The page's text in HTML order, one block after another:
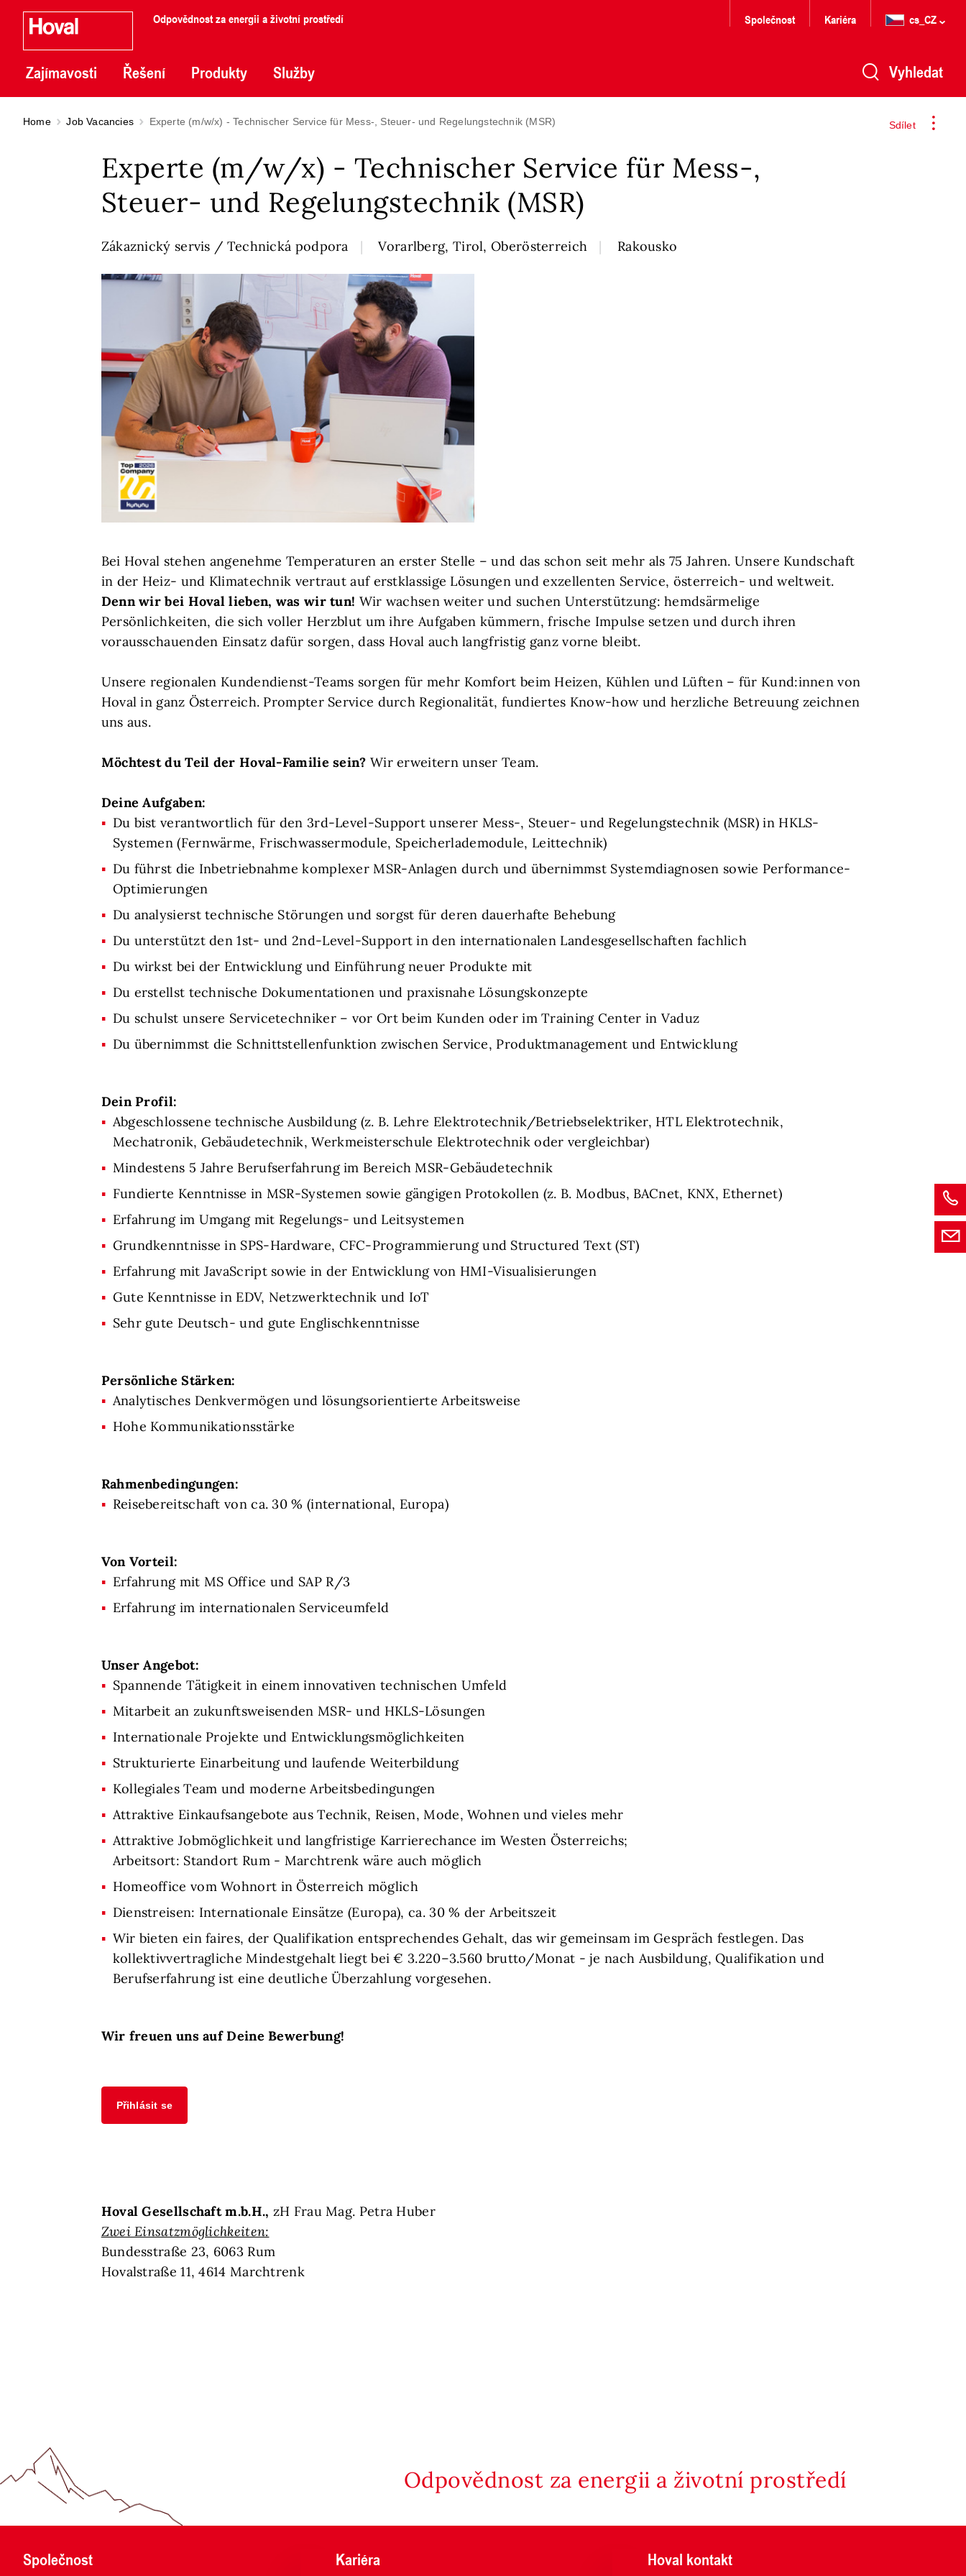
Odpovědnost za energii a životní prostředí
Zajímavosti Řešení Produkty Služby
Společnost Kariéra cs_CZ
Vyhledat
Sdílet
Home Job Vacancies Experte (m/w/x) - Technischer Service für Mess-, Steuer- und Regelungstechnik (MSR)
Experte (m/w/x) - Technischer Service für Mess-,
Steuer- und Regelungstechnik (MSR)
Zákaznický servis / Technická podpora Vorarlberg, Tirol, Oberösterreich Rakousko
Bei Hoval stehen angenehme Temperaturen an erster Stelle – und das schon seit mehr als 75 Jahren. Unsere Kundschaft
in der Heiz- und Klimatechnik vertraut auf erstklassige Lösungen und exzellenten Service, österreich- und weltweit.
Denn wir bei Hoval lieben, was wir tun! Wir wachsen weiter und suchen Unterstützung: hemdsärmelige
Persönlichkeiten, die sich voller Herzblut um ihre Aufgaben kümmern, frische Impulse setzen und durch ihren
vorausschauenden Einsatz dafür sorgen, dass Hoval auch langfristig ganz vorne bleibt.
Unsere regionalen Kundendienst-Teams sorgen für mehr Komfort beim Heizen, Kühlen und Lüften – für Kund:innen von
Hoval in ganz Österreich. Prompter Service durch Regionalität, fundiertes Know-how und herzliche Betreuung zeichnen
uns aus.
Möchtest du Teil der Hoval-Familie sein? Wir erweitern unser Team.
Deine Aufgaben:
Du bist verantwortlich für den 3rd-Level-Support unserer Mess-, Steuer- und Regelungstechnik (MSR) in HKLS-
Systemen (Fernwärme, Frischwassermodule, Speicherlademodule, Leittechnik)
Du führst die Inbetriebnahme komplexer MSR-Anlagen durch und übernimmst Systemdiagnosen sowie Performance-
Optimierungen
Du analysierst technische Störungen und sorgst für deren dauerhafte Behebung
Du unterstützt den 1st- und 2nd-Level-Support in den internationalen Landesgesellschaften fachlich
Du wirkst bei der Entwicklung und Einführung neuer Produkte mit
Du erstellst technische Dokumentationen und praxisnahe Lösungskonzepte
Du schulst unsere Servicetechniker – vor Ort beim Kunden oder im Training Center in Vaduz
Du übernimmst die Schnittstellenfunktion zwischen Service, Produktmanagement und Entwicklung
Dein Profil:
Abgeschlossene technische Ausbildung (z. B. Lehre Elektrotechnik/Betriebselektriker, HTL Elektrotechnik,
Mechatronik, Gebäudetechnik, Werkmeisterschule Elektrotechnik oder vergleichbar)
Mindestens 5 Jahre Berufserfahrung im Bereich MSR-Gebäudetechnik
Fundierte Kenntnisse in MSR-Systemen sowie gängigen Protokollen (z. B. Modbus, BACnet, KNX, Ethernet)
Erfahrung im Umgang mit Regelungs- und Leitsystemen
Grundkenntnisse in SPS-Hardware, CFC-Programmierung und Structured Text (ST)
Erfahrung mit JavaScript sowie in der Entwicklung von HMI-Visualisierungen
Gute Kenntnisse in EDV, Netzwerktechnik und IoT
Sehr gute Deutsch- und gute Englischkenntnisse
Persönliche Stärken:
Analytisches Denkvermögen und lösungsorientierte Arbeitsweise
Hohe Kommunikationsstärke
Rahmenbedingungen:
Reisebereitschaft von ca. 30 % (international, Europa)
Von Vorteil:
Erfahrung mit MS Office und SAP R/3
Erfahrung im internationalen Serviceumfeld
Unser Angebot:
Spannende Tätigkeit in einem innovativen technischen Umfeld
Mitarbeit an zukunftsweisenden MSR- und HKLS-Lösungen
Internationale Projekte und Entwicklungsmöglichkeiten
Strukturierte Einarbeitung und laufende Weiterbildung
Kollegiales Team und moderne Arbeitsbedingungen
Attraktive Einkaufsangebote aus Technik, Reisen, Mode, Wohnen und vieles mehr
Attraktive Jobmöglichkeit und langfristige Karrierechance im Westen Österreichs;
Arbeitsort: Standort Rum - Marchtrenk wäre auch möglich
Homeoffice vom Wohnort in Österreich möglich
Dienstreisen: Internationale Einsätze (Europa), ca. 30 % der Arbeitszeit
Wir bieten ein faires, der Qualifikation entsprechendes Gehalt, das wir gemeinsam im Gespräch festlegen. Das
kollektivvertragliche Mindestgehalt liegt bei € 3.220–3.560 brutto/Monat - je nach Ausbildung, Qualifikation und
Berufserfahrung ist eine deutliche Überzahlung vorgesehen.
Wir freuen uns auf Deine Bewerbung!
Přihlásit se
Hoval Gesellschaft m.b.H., zH Frau Mag. Petra Huber
Zwei Einsatzmöglichkeiten:
Bundesstraße 23, 6063 Rum
Hovalstraße 11, 4614 Marchtrenk
Odpovědnost za energii a životní prostředí
Společnost Kariéra Hoval kontakt